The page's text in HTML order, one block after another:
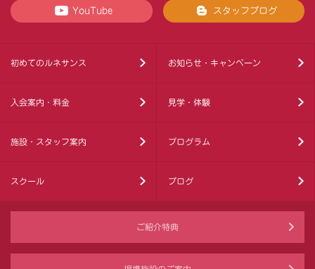
YouTube スタッフブログ
初めてのルネサンス お知らせ・キャンペーン
入会案内・料金 見学・体験
施設・スタッフ案内 プログラム
スクール ブログ
ご紹介特典